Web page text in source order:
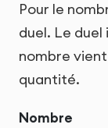
Pour le
duel. Le duel
nombre
quantité.
Nombre